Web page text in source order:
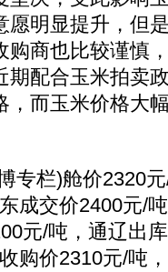
愿明显提升，但
购商也比较谨慎
期配合玉米拍卖
，而玉米价格大
栏)舱价2320元
成交价2400元/
元/吨，通辽出
购价2310元/吨